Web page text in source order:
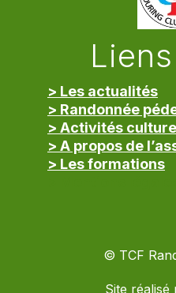
> Les actualités
> Randonnée
> Activités
> A propos de
> Les formations
© TCF
Site réalisé